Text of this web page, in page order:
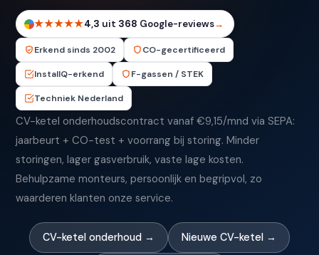
★★★★★4,3 uit 368 Google-reviews→
Erkend sinds 2002 CO-gecertificeerd
InstallQ-erkend F-gassen / STEK
Techniek Nederland
CV-ketel onderhoudscontract vanaf €9,15/mnd via SEPA:
jaarbeurt + CO-test + voorrang bij storing. Minder
storingen, lager gasverbruik, vaste lage kosten.
Behulpzame monteurs, persoonlijk en begripvol, zo
waarderen klanten onze service.
CV-ketel onderhoud → Nieuwe CV-ketel →